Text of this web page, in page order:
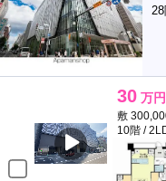
30 万円
敷
10階 /